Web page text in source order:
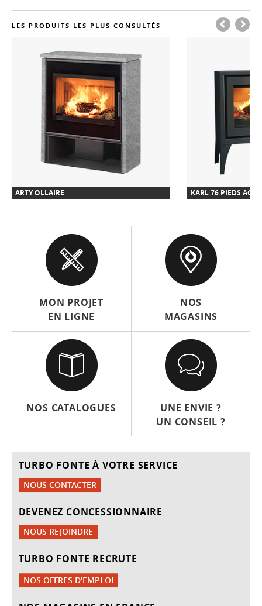
LES PRODUITS LES PLUS CONSULTÉS
ARTY OLLAIRE KARL 76 PIEDS
MON PROJET
EN LIGNE
NOS
MAGASINS
NOS CATALOGUES
UNE ENVIE ?
UN CONSEIL ?
TURBO FONTE À VOTRE SERVICE
NOUS CONTACTER
DEVENEZ CONCESSIONNAIRE
NOUS REJOINDRE
TURBO FONTE RECRUTE
NOS OFFRES D'EMPLOI